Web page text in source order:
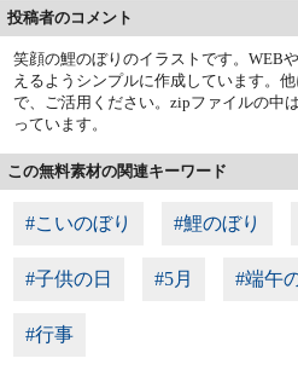
投稿者のコメント
笑顔の鯉のぼりのイラストです。WEB
えるようシンプルに作成しています。
で、ご活用ください。zipファイルの中
っています。
この無料素材の関連キーワード
#こいのぼり #鯉のぼり
#子供の日 #5月 #端午
#行事